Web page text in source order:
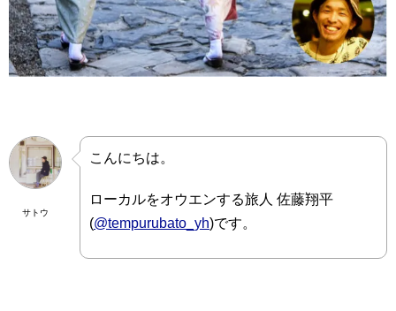
サトウ
こんにちは。
ローカルをオウエンする旅人 佐藤翔平
(@tempurubato_yh)です。